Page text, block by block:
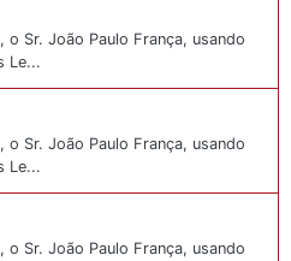
Sr. João Paulo França, usando
Le...
Sr. João Paulo França, usando
Le...
Sr. João Paulo França, usando